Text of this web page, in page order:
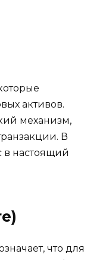
активов.
механизм,
В
в настоящий
)
что для